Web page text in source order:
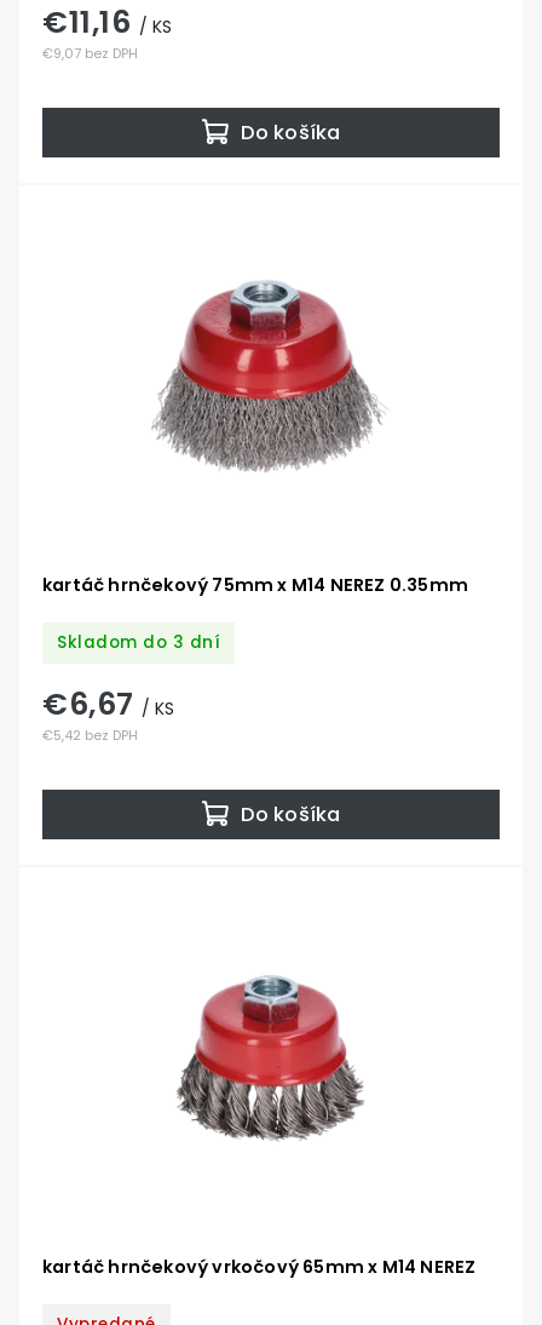
€9,07 bez DPH
€11,16 / KS
Do košíka
kartáč hrnčekový 75mm x M14 NEREZ 0.35mm
Skladom do 3 dní
€5,42 bez DPH
€6,67 / KS
Do košíka
kartáč hrnčekový vrkočový 65mm x M14 NEREZ